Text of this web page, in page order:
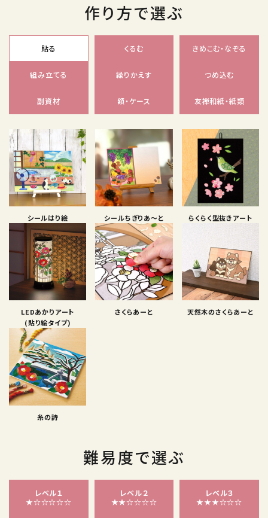
作り方で選ぶ
貼る くるむ きめこむ・なぞる
組み立てる 繰りかえす つめ込む
副資材 額・ケース 友禅和紙・紙類
シールはり絵 シールちぎりあ〜と らくらく型抜きアート
LEDあかりアート
(貼り絵タイプ)
さくらあーと 天然木のさくらあーと
糸の詩
難易度で選ぶ
レベル１
★☆☆☆☆☆
レベル２
★★☆☆☆☆
レベル３
★★★☆☆☆